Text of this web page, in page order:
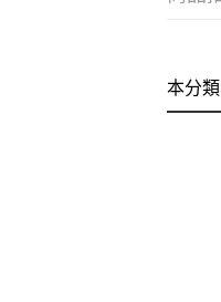
本分